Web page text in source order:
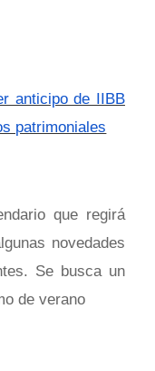
anticipo de IIBB
patrimoniales
que regirá
novedades
Se busca un
de verano